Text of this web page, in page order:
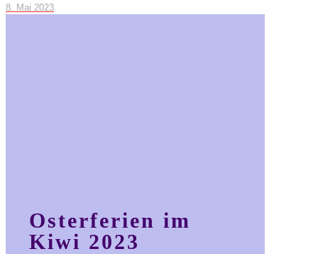
8. Mai 2023
Osterferien im
Kiwi 2023